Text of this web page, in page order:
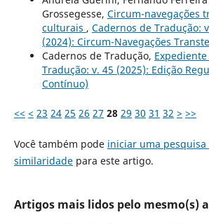
Grossegesse, Circum-navegações
culturais , Cadernos de Tradução:
(2024): Circum-Navegações
Cadernos de Tradução, Expediente
Tradução: v. 45 (2025): Edição
Contínuo)
<< < 23 24 25 26 27 28 29 30 31 32 > >>
Você também pode iniciar uma pesquisa
similaridadepara este artigo.
Artigos mais lidos pelo mesmo(s)